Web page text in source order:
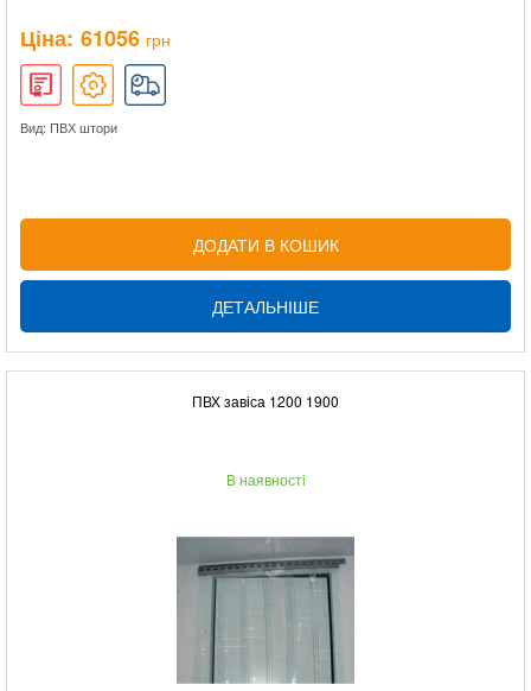
Ціна: 61056 грн
Вид: ПВХ штори
ДОДАТИ В КОШИК
ДЕТАЛЬНІШЕ
ПВХ завіса 1200 1900
В наявності